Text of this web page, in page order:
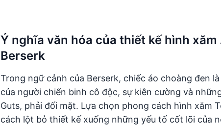
Ý nghĩa văn hóa của thiết kế hình
Berserk
Trong ngữ cảnh của Berserk, chiếc áo choàng đen
của người chiến binh cô độc, sự kiên cường và
Guts, phải đối mặt. Lựa chọn phong cách hình xăm
cách lột bỏ thiết kế xuống những yếu tố cốt lõi của